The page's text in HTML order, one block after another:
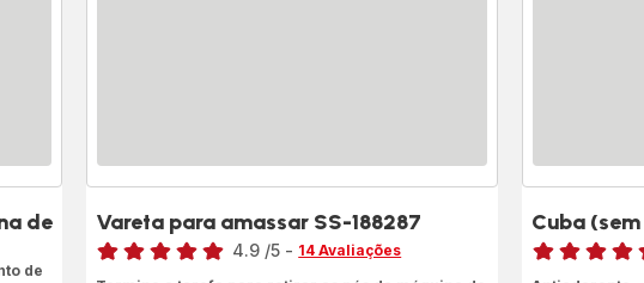
de
de
Vareta para amassar SS-188287
Classificação
4.9 /5 - 14 Avaliações
Cuba
Classificação